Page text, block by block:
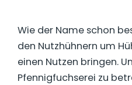
Wie der Name schon
den Nutzhühnern um
einen Nutzen bringen.
Pfennigfuchserei zu